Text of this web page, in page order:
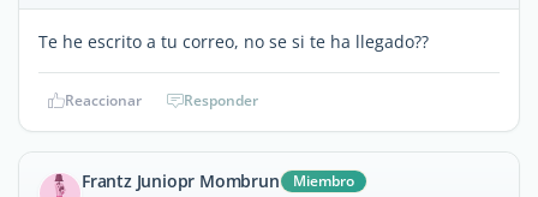
Te he escrito a tu correo, no se si te ha llegado??
Reaccionar Responder
Frantz Juniopr Mombrun Miembro